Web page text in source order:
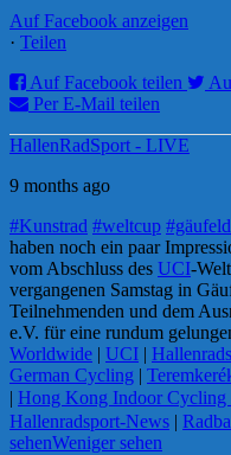
Auf Facebook anzeigen
· Teilen
Auf Facebook teilen
Per E-Mail teilen
HallenRadSport - LIVE
9 months ago
#Kunstrad #weltcup
haben noch ein paar
vom Abschluss des UCI-
vergangenen Samstag in
Teilnehmenden und dem
e.V. für eine rundum
Worldwide
UCI
German Cycling
Hong Kong Indoor
Hallenradsport-News
sehenWeniger sehen